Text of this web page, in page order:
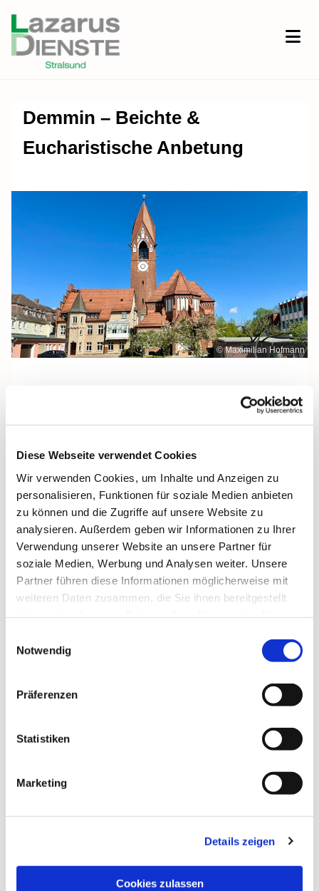
Diese Webseite verwendet Cookies
Wir verwenden Cookies, um Inhalte und Anzeigen zu
personalisieren, Funktionen für soziale Medien anbieten
zu können und die Zugriffe auf unsere Website zu
analysieren. Außerdem geben wir Informationen zu Ihrer
Verwendung unserer Website an unsere Partner für
soziale Medien, Werbung und Analysen weiter. Unsere
Partner führen diese Informationen möglicherweise mit
weiteren Daten zusammen, die Sie ihnen bereitgestellt
Notwendig
Präferenzen
Statistiken
Marketing
Details zeigen
Cookies zulassen
Demmin – Beichte &
Eucharistische Anbetung
© Maximilian Hofmann
Freitag, 18. Juni 2027, 09:30 Uhr
Maria Rosenkranzkönigin, Demmin,
Reiferstraße 2A, 17109 Demmin
Dies könnte Sie auch
interessieren